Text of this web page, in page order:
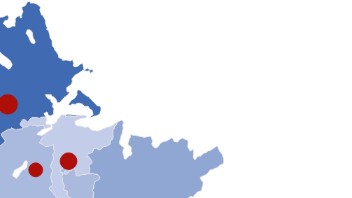
Obwalden und Uri
Mortalitätsrate, Männer 2016-2020